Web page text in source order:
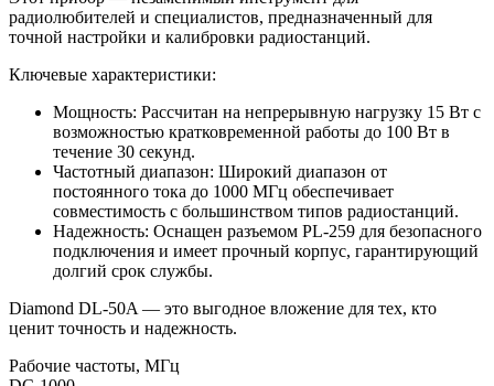
радиолюбителей и специалистов, предназначенный для
точной настройки и калибровки радиостанций.
Ключевые характеристики:
Мощность: Рассчитан на непрерывную нагрузку 15 Вт с
возможностью кратковременной работы до 100 Вт в
течение 30 секунд.
Частотный диапазон: Широкий диапазон от
постоянного тока до 1000 МГц обеспечивает
совместимость с большинством типов радиостанций.
Надежность: Оснащен разъемом PL-259 для безопасного
подключения и имеет прочный корпус, гарантирующий
долгий срок службы.
Diamond DL-50A — это выгодное вложение для тех, кто
ценит точность и надежность.
Рабочие частоты, МГц